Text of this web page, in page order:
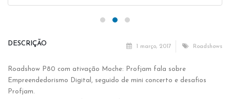
1 março, 2017 Roadshows
DESCRIÇÃO
Roadshow P80 com ativação Moche: Profjam fala sobre
Empreendedorismo Digital, seguido de mini concerto e desafios
Profjam.